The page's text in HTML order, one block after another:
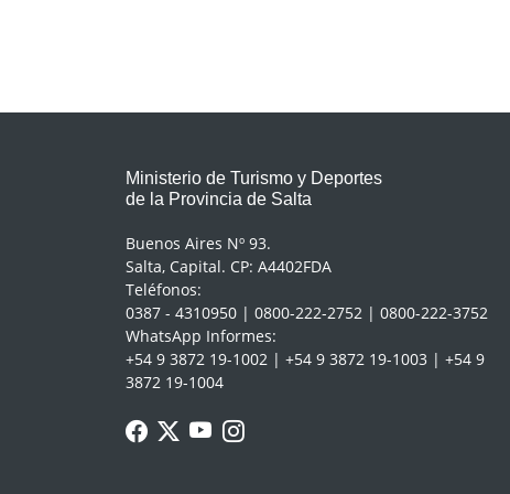
Ministerio de Turismo y Deportes
de la Provincia de Salta
Buenos Aires Nº 93.
Salta, Capital. CP: A4402FDA
Teléfonos:
0387 - 4310950 | 0800-222-2752 | 0800-222-3752
WhatsApp Informes:
+54 9 3872 19-1002 | +54 9 3872 19-1003 | +54 9
3872 19-1004